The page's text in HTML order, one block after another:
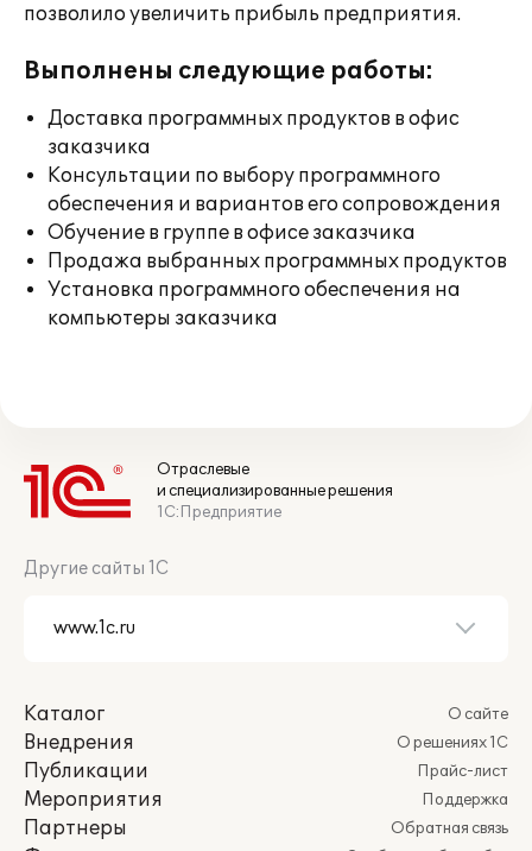
позволило увеличить прибыль предприятия.
Выполнены следующие работы:
Доставка программных продуктов в офис
заказчика
Консультации по выбору программного
обеспечения и вариантов его сопровождения
Обучение в группе в офисе заказчика
Продажа выбранных программных продуктов
Установка программного обеспечения на
компьютеры заказчика
Отраслевые
и специализированные решения
1С:Предприятие
Другие сайты 1С
Каталог
Внедрения
Публикации
Мероприятия
Партнеры
О сайте
О решениях 1С
Прайс-лист
Поддержка
Обратная связь